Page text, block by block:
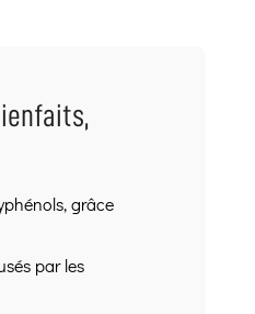
grâce
par les